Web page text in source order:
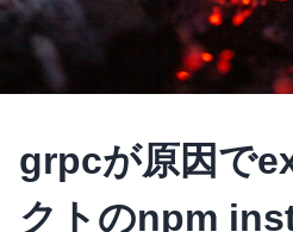
grpcが原因で
クトのnpm